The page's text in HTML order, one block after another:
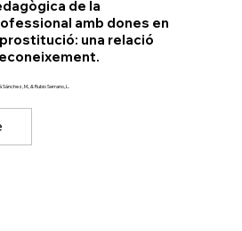
de la
amb dones en
una relació
M., & Rubio Serrano, L.